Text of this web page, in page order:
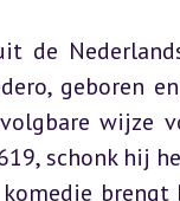
de
geboren
wijze
schonk hij